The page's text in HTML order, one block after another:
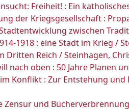
Freiheit! : Ein
der Kriegsgesellschaft :
zwischen
1918 : eine Stadt im Krieg /
Dritten Reich / Steinhagen,
nach oben : 50 Jahre Planen
Konflikt : Zur Entstehung
Zensur und